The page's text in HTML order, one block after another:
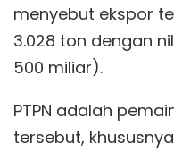
menyebut ekspor
3.028 ton dengan
500 miliar).
PTPN adalah
tersebut,